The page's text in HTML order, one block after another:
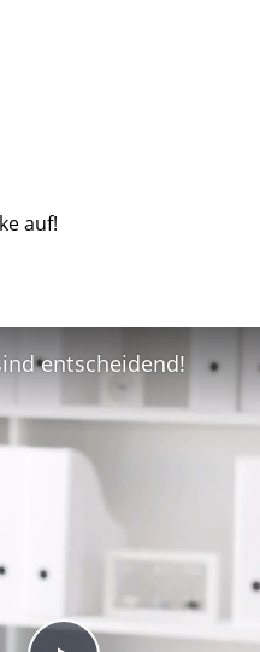
auf!
entscheidend!